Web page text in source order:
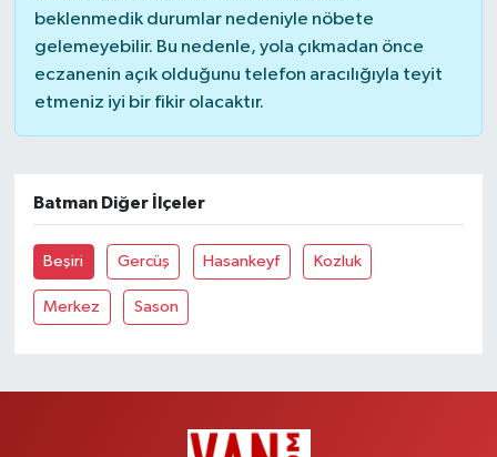
beklenmedik durumlar nedeniyle nöbete
gelemeyebilir. Bu nedenle, yola çıkmadan önce
eczanenin açık olduğunu telefon aracılığıyla teyit
etmeniz iyi bir fikir olacaktır.
Batman Diğer İlçeler
Beşiri Gercüş Hasankeyf Kozluk
Merkez Sason